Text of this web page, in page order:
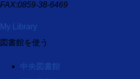
FAX:0859-38-6469
My Library
図書館を使う
中央図書館